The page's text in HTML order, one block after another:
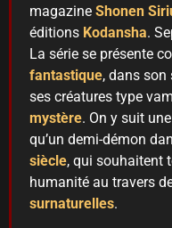
magazine Shonen
éditions Kodansha.
La série se présente
fantastique, dans son
ses créatures type
mystère. On y suit
qu’un demi-démon
siècle, qui souhaitent
humanité au travers
surnaturelles.